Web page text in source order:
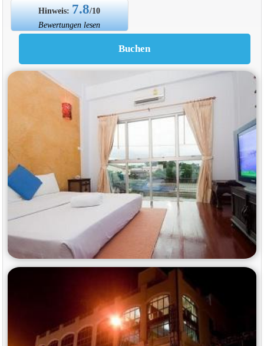
Hinweis: 7.8/10
Bewertungen lesen